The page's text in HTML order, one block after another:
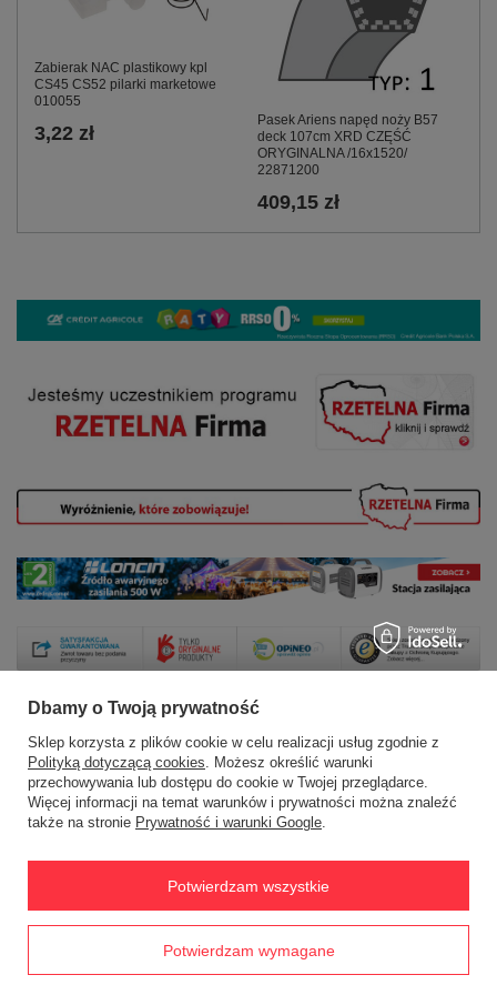
Zabierak NAC plastikowy kpl
CS45 CS52 pilarki marketowe
010055
3,22 zł
Pasek Ariens napęd noży B57
deck 107cm XRD CZĘŚĆ
ORYGINALNA /16x1520/
22871200
409,15 zł
Zamówienia
Status zamówienia
Chcę zwrócić produkt
Chcę wymienić towar
Dbamy o Twoją prywatność
Sklep korzysta z plików cookie w celu realizacji usług zgodnie z
Polityką dotyczącą cookies. Możesz określić warunki
przechowywania lub dostępu do cookie w Twojej przeglądarce.
Więcej informacji na temat warunków i prywatności można znaleźć
także na stronie Prywatność i warunki Google.
Potwierdzam wymagane
Potwierdzam wszystkie